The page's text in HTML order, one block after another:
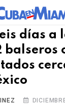
días a
balseros